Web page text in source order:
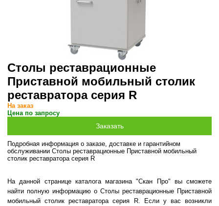
Столы реставрационные
Приставной мобильный столик
реставратора серия R
На заказ
Цена по запросу
Подробная информация о заказе, доставке и гарантийном
обслуживании Столы реставрационные Приставной мобильный
столик реставратора серия R
На данной странице каталога магазина "Скан Про" вы сможете
найти полную информацию о Столы реставрационные Приставной
мобильный столик реставратора серия R. Если у вас возникли